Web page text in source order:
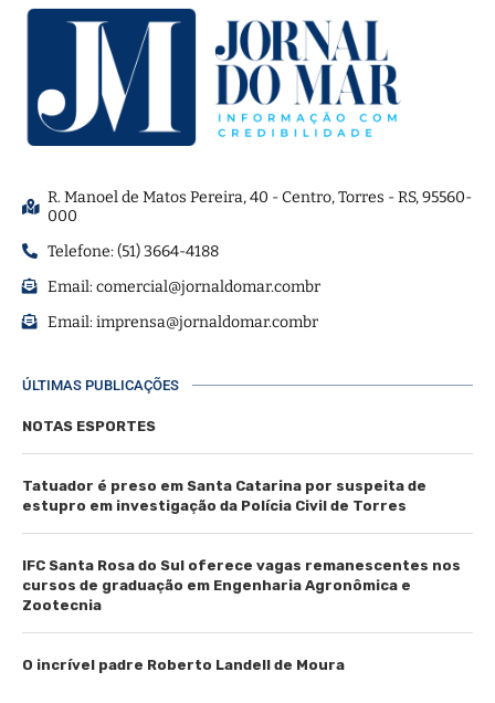
R. Manoel de Matos Pereira, 40 - Centro, Torres - RS, 95560-
000
Telefone: (51) 3664-4188
Email:comercial@jornaldomar.combr
Email:imprensa@jornaldomar.combr
ÚLTIMAS PUBLICAÇÕES
NOTAS ESPORTES
Tatuador é preso em Santa Catarina por suspeita de
estupro em investigação da Polícia Civil de Torres
IFC Santa Rosa do Sul oferece vagas remanescentes nos
cursos de graduação em Engenharia Agronômica e
Zootecnia
O incrível padre Roberto Landell de Moura